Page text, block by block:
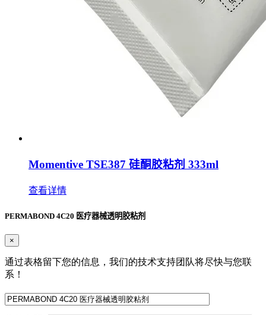
Momentive TSE387 硅酮胶粘剂 333ml
查看详情
PERMABOND 4C20 医疗器械透明胶粘剂
×
通过表格留下您的信息，我们的技术支持团队将尽快与您联
系！